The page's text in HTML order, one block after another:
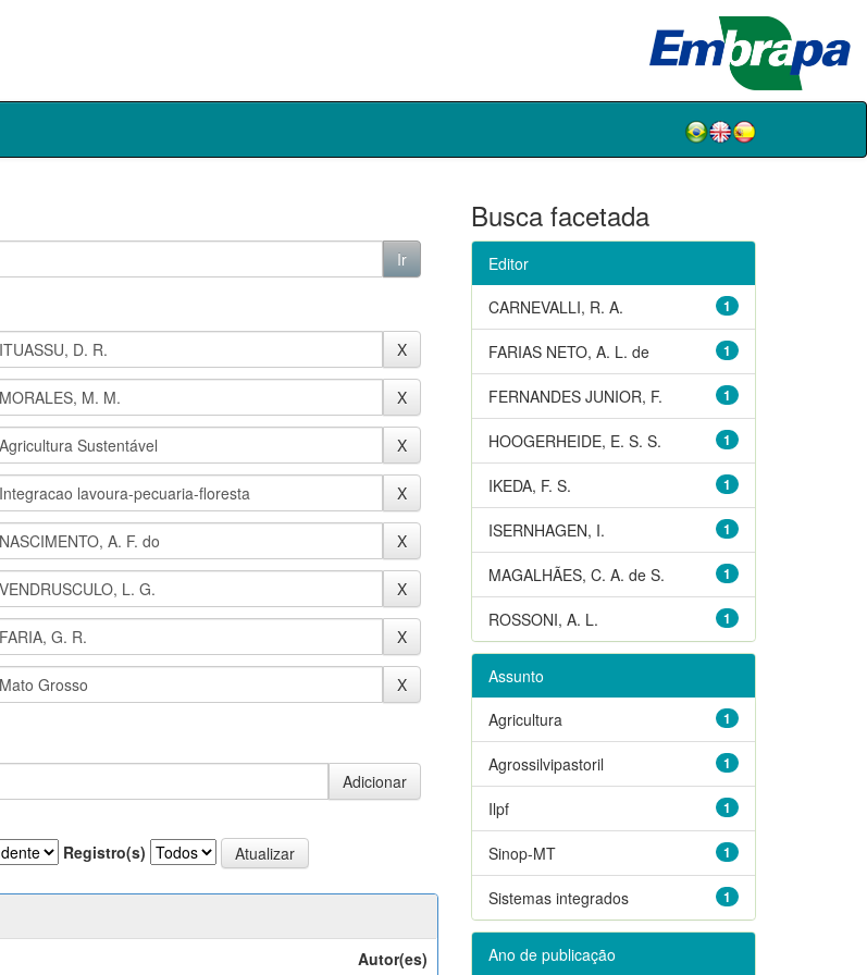
Registro(s)
Autor(es)
Busca facetada
Editor
1
CARNEVALLI, R. A.
1
FARIAS NETO, A. L. de
1
FERNANDES JUNIOR, F.
1
HOOGERHEIDE, E. S. S.
1
IKEDA, F. S.
1
ISERNHAGEN, I.
1
MAGALHÃES, C. A. de S.
1
ROSSONI, A. L.
Assunto
1
Agricultura
1
Agrossilvipastoril
1
Ilpf
1
Sinop-MT
1
Sistemas integrados
Ano de publicação